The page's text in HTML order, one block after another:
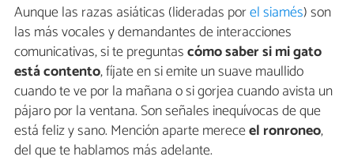
Aunque las razas asiáticas (lideradas porel siamés) son
las más vocales y demandantes de interacciones
comunicativas, si te preguntascómo saber si mi gato
está contento, fíjate en si emite un suave maullido
cuando te ve por la mañana o si gorjea cuando avista un
pájaro por la ventana. Son señales inequívocas de que
está feliz y sano. Mención aparte mereceel ronroneo,
del que te hablamos más adelante.